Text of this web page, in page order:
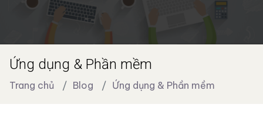
Ứng dụng & Phần mềm
Trang chủ Blog Ứng dụng & Phần mềm